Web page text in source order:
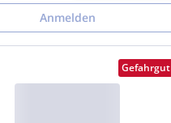
Anmelden
Gefahrgut